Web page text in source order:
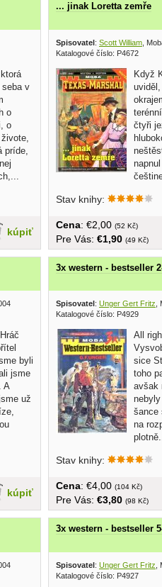
v
o
o
príde,
kúpiť
... jinak Loretta zemře
Spisovatel: Scott William ,
Katalogové číslo: P4672
Když
čtyři
Stav knihy:
Cena: €2,00 (52 Kč)
Pre Vás: €1,90 (49 Kč)
byli
jsme
A
už
kúpiť
3x western - bestseller
Spisovatel : Unger Gert Fritz,
Katalogové číslo: P4929
All
sice
toho
avšak
šance
na
Stav knihy:
Cena: €4,00 (104 Kč)
Pre Vás: €3,80 (98 Kč)
3x western - bestseller
Spisovatel: Unger Gert Fritz
Katalogové číslo: P4927